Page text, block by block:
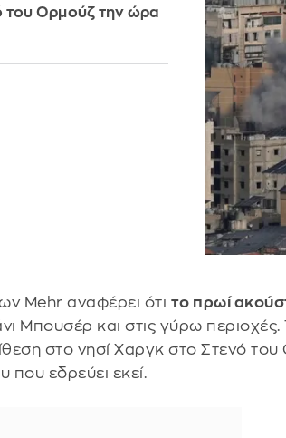
του Ορμούζ την ώρα
Mehr αναφέρει ότι το πρωί
Μπουσέρ και στις γύρω
στο νησί Χαργκ στο Στενό
που εδρεύει εκεί.